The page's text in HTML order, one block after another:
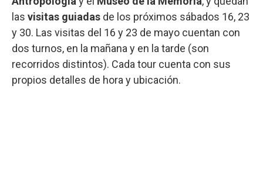
las visitas guiadas de los próximos sábados 16, 23
y 30. Las visitas del 16 y 23 de mayo cuentan con
dos turnos, en la mañana y en la tarde (son
recorridos distintos). Cada tour cuenta con sus
propios detalles de hora y ubicación.